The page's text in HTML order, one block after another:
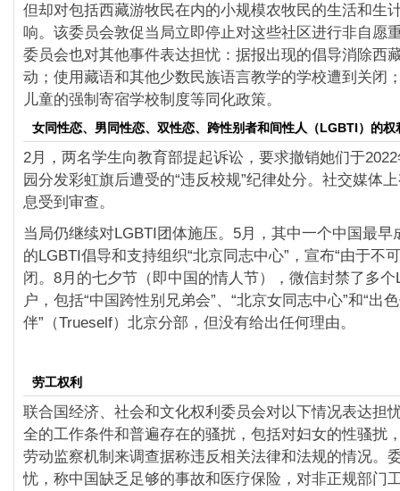
但却对包括西藏游牧民在内的小规模农牧民的生活和生
响。该委员会敦促当局立即停止对这些社区进行非自愿
委员会也对其他事件表达担忧：据报出现的倡导消除西
动；使用藏语和其他少数民族语言教学的学校遭到关闭
儿童的强制寄宿学校制度等同化政策。
女同性恋、男同性恋、双性恋、跨性别者和间性人（LGBTI）的权
2月，两名学生向教育部提起诉讼，要求撤销她们于
园分发彩虹旗后遭受的“违反校规”纪律处分。社交媒体
息受到审查。
当局仍继续对LGBTI团体施压。5月，其中一个中国最早
的LGBTI倡导和支持组织“北京同志中心”，宣布“由于不
闭。8月的七夕节（即中国的情人节），微信封禁了多
户，包括“中国跨性别兄弟会”、“北京女同志中心”和“出
伴”（Trueself）北京分部，但没有给出任何理由。
劳工权利
联合国经济、社会和文化权利委员会对以下情况表达担
全的工作条件和普遍存在的骚扰，包括对妇女的性骚扰
劳动监察机制来调查据称违反相关法律和法规的情况。
忧，称中国缺乏足够的事故和医疗保险，对非正规部门